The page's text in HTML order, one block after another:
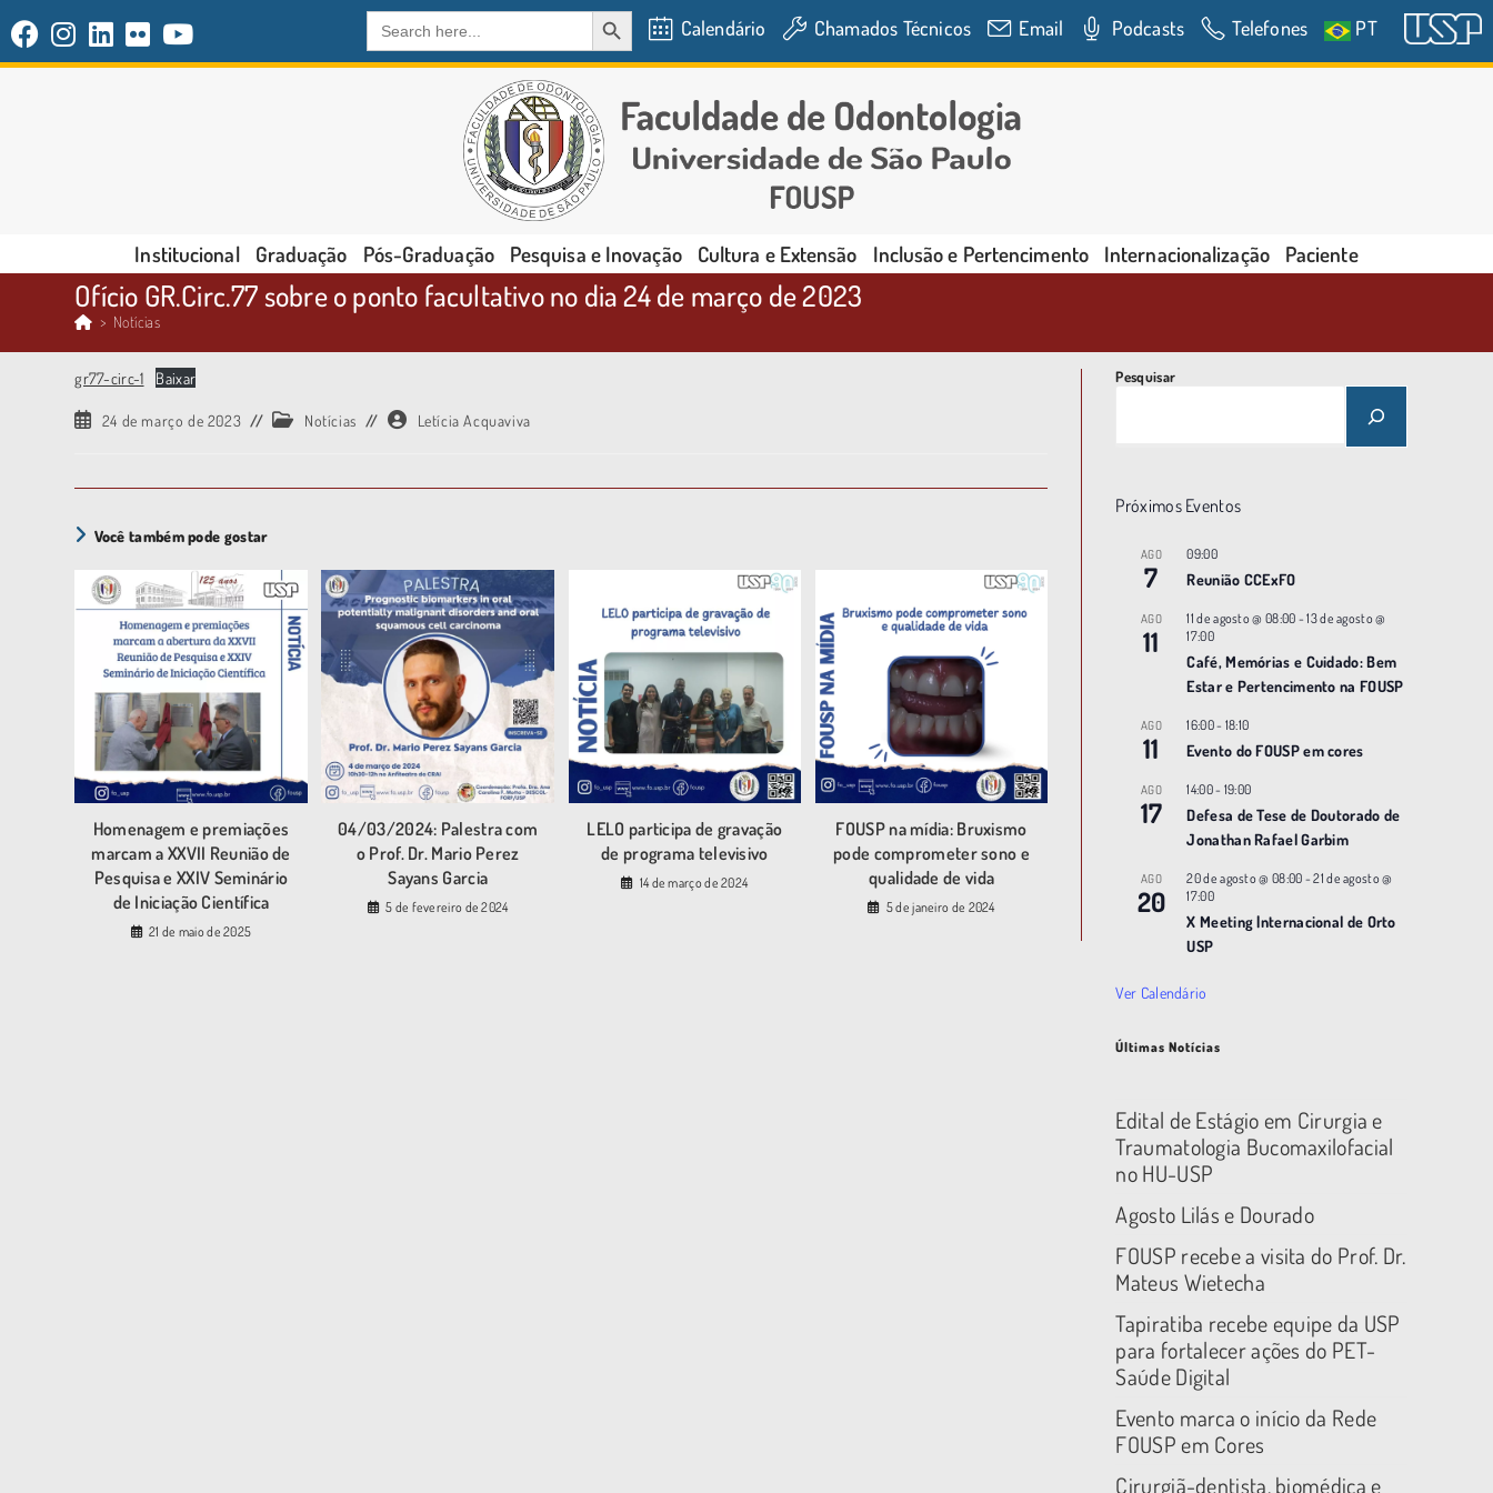
Search
for:
SEARCH BUTTON
Calendário Chamados Técnicos Email Podcasts Telefones PT
Institucional Graduação Pós-Graduação Pesquisa e Inovação Cultura e Extensão Inclusão e Pertencimento Internacionalização Paciente
Ofício GR.Circ.77 sobre o ponto facultativo no dia 24 de março de 2023
> Notícias
gr77-circ-1 Baixar
24 de março de 2023 Notícias Letícia Acquaviva
Você também pode gostar
Homenagem e premiações
marcam a XXVII Reunião de
Pesquisa e XXIV Seminário
de Iniciação Científica
21 de maio de 2025
04/03/2024: Palestra com
o Prof. Dr. Mario Perez
Sayans Garcia
5 de fevereiro de 2024
LELO participa de gravação
de programa televisivo
14 de março de 2024
FOUSP na mídia: Bruxismo
pode comprometer sono e
qualidade de vida
5 de janeiro de 2024
Pesquisar
Próximos Eventos
AGO
7
09:00
Reunião CCExFO
AGO
11
11 de agosto @ 08:00 -13 de agosto @
17:00
Café, Memórias e Cuidado: Bem
Estar e Pertencimento na FOUSP
AGO
11
16:00- 18:10
Evento do FOUSP em cores
AGO
17
14:00- 19:00
Defesa de Tese de Doutorado de
Jonathan Rafael Garbim
AGO
20
20 de agosto @ 08:00 -21 de agosto @
17:00
X Meeting |nternacional de Orto
USP
Ver Calendário
Últimas Notícias
Edital de Estágio em Cirurgia e
Traumatologia Bucomaxilofacial
no HU-USP
Agosto Lilás e Dourado
FOUSP recebe a visita do Prof. Dr.
Mateus Wietecha
Tapiratiba recebe equipe da USP
para fortalecer ações do PET-
Saúde Digital
Evento marca o início da Rede
FOUSP em Cores
Cirurgiã-dentista, biomédica e